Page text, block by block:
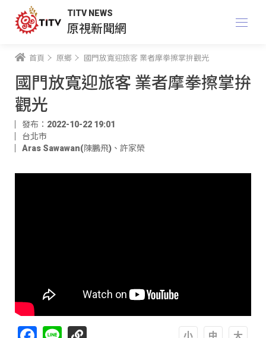
TITV NEWS
原視新聞網
首頁 原鄉 國門放寬迎旅客 業者摩拳擦掌拚觀光
國門放寬迎旅客 業者摩拳擦掌拚
觀光
發布：2022-10-22 19:01
台北市
Aras Sawawan(陳鵬飛) 、 許家榮
Facebook
Line